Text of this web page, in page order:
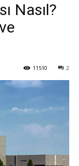
Nasıl?
2
11510